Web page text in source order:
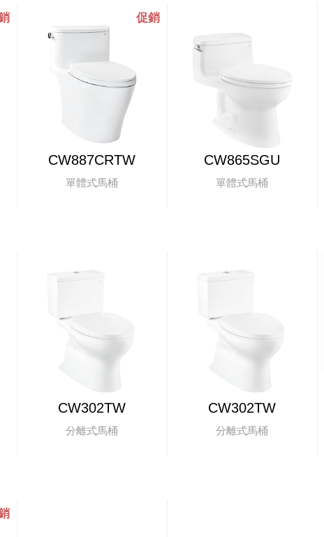
CW887CRTW
單體式馬桶
CW865SGU
單體式馬桶
CW302TW
分離式馬桶
CW302TW
分離式馬桶